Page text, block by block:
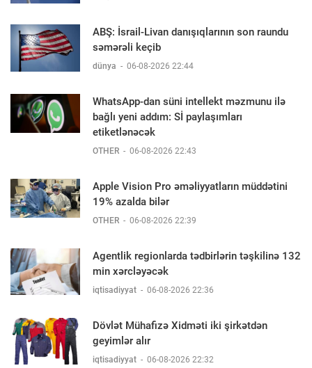
ABŞ: İsrail-Livan danışıqlarının son raundu
səmərəli keçib
dünya - 06-08-2026 22:44
WhatsApp-dan süni intellekt məzmunu ilə
bağlı yeni addım: Sİ paylaşımları
etiketlənəcək
OTHER - 06-08-2026 22:43
Apple Vision Pro əməliyyatların müddətini
19% azalda bilər
OTHER - 06-08-2026 22:39
Agentlik regionlarda tədbirlərin təşkilinə 132
min xərcləyəcək
iqtisadiyyat - 06-08-2026 22:36
Dövlət Mühafizə Xidməti iki şirkətdən
geyimlər alır
iqtisadiyyat - 06-08-2026 22:32